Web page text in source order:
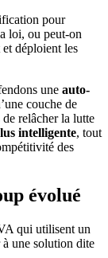
pour
loi, ou peut-on
déploient les
une auto-
couche de
de relâcher la lutte
intelligente, tout
des
évolué
qui utilisent un
une solution dite